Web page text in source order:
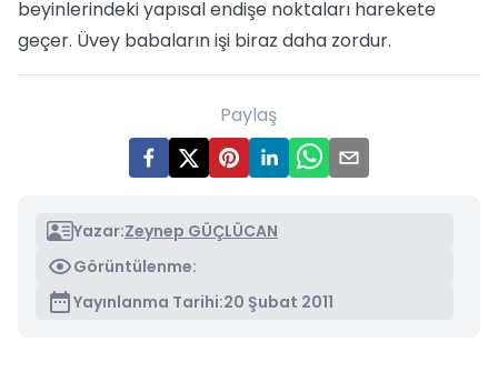
beyinlerindeki yapısal endişe noktaları harekete
geçer. Üvey babaların işi biraz daha zordur.
Paylaş
Yazar:Zeynep GÜÇLÜCAN
Görüntülenme:
Yayınlanma Tarihi:20 Şubat 2011